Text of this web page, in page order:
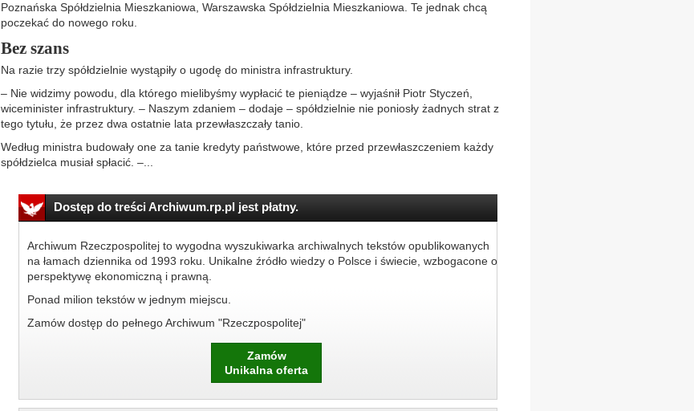
Poznańska Spółdzielnia Mieszkaniowa, Warszawska Spółdzielnia Mieszkaniowa. Te jednak chcą
poczekać do nowego roku.
Bez szans
Na razie trzy spółdzielnie wystąpiły o ugodę do ministra infrastruktury.
– Nie widzimy powodu, dla którego mielibyśmy wypłacić te pieniądze – wyjaśnił Piotr Styczeń,
wiceminister infrastruktury. – Naszym zdaniem – dodaje – spółdzielnie nie poniosły żadnych strat z
tego tytułu, że przez dwa ostatnie lata przewłaszczały tanio.
Według ministra budowały one za tanie kredyty państwowe, które przed przewłaszczeniem każdy
spółdzielca musiał spłacić. –...
Dostęp do treści Archiwum.rp.pl jest płatny.
Archiwum Rzeczpospolitej to wygodna wyszukiwarka archiwalnych tekstów opublikowanych
na łamach dziennika od 1993 roku. Unikalne źródło wiedzy o Polsce i świecie, wzbogacone o
perspektywę ekonomiczną i prawną.
Ponad milion tekstów w jednym miejscu.
Zamów dostęp do pełnego Archiwum "Rzeczpospolitej"
Zamów
Unikalna oferta